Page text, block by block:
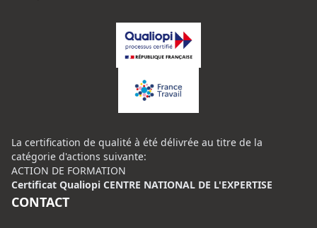
La certification de qualité à été délivrée au titre de la
catégorie d'actions suivante:
ACTION DE FORMATION
Certificat Qualiopi CENTRE NATIONAL DE L'EXPERTISE
CONTACT